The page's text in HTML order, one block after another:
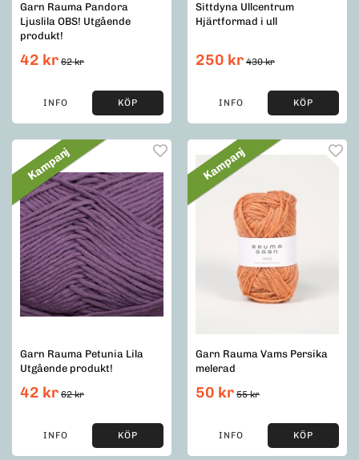
Garn Rauma Pandora
Ljuslila OBS! Utgående
produkt!
42 kr 62 kr
INFO KÖP
Sittdyna Ullcentrum
Hjärtformad i ull
250 kr 430 kr
INFO KÖP
Kampanj
Garn Rauma Petunia Lila
Utgående produkt!
42 kr 62 kr
INFO KÖP
Kampanj
Garn Rauma Vams Persika
melerad
50 kr 55 kr
INFO KÖP